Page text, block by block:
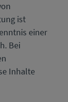
ist
einer
Bei
Inhalte